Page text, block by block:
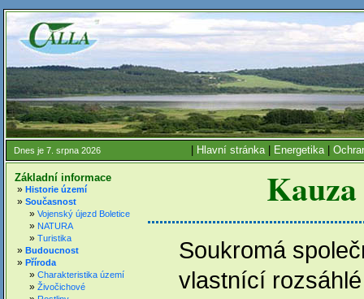
Dnes je 7. srpna 2026 Hlavní stránka| Energetika|
Základní informace
» Historie území
» Současnost
» Vojenský újezd Boletice
» NATURA
» Turistika
» Budoucnost
» Příroda
» Charakteristika území
» Živočichové
Soukromá
vlastnící